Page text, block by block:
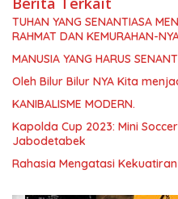
TUHAN YANG SENANTIASA
RAHMAT DAN KEMURAHAN-
MANUSIA YANG HARUS
Oleh Bilur Bilur NYA Kita
KANIBALISME MODERN.
Kapolda Cup 2023: Mini
Jabodetabek
Rahasia Mengatasi Kekuatiran